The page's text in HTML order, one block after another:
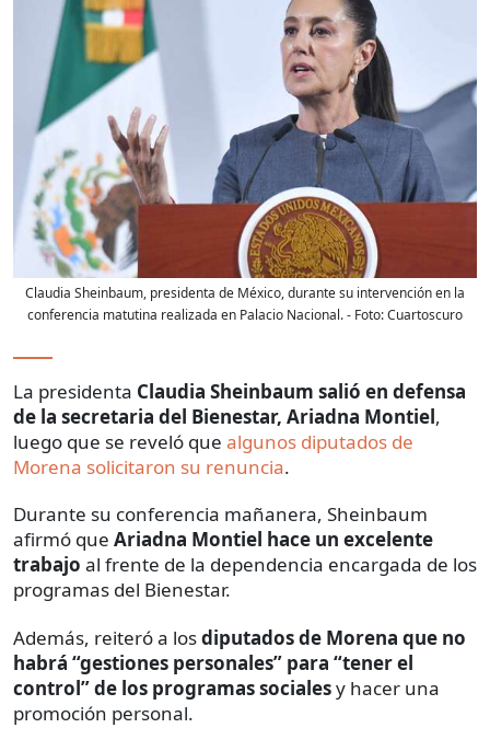
Claudia Sheinbaum, presidenta de México, durante su intervención en la
conferencia matutina realizada en Palacio Nacional.- Foto:Cuartoscuro
La presidenta Claudia Sheinbaum salió en defensa
de la secretaria del Bienestar, Ariadna Montiel,
luego que se reveló que algunos diputados de
Morena solicitaron su renuncia.
Durante su conferencia mañanera, Sheinbaum
afirmó que Ariadna Montiel hace un excelente
trabajo al frente de la dependencia encargada de los
programas del Bienestar.
Además, reiteró a losdiputados de Morena que no
habrá “gestiones personales” para “tener el
control” de los programas socialesy hacer una
promoción personal.